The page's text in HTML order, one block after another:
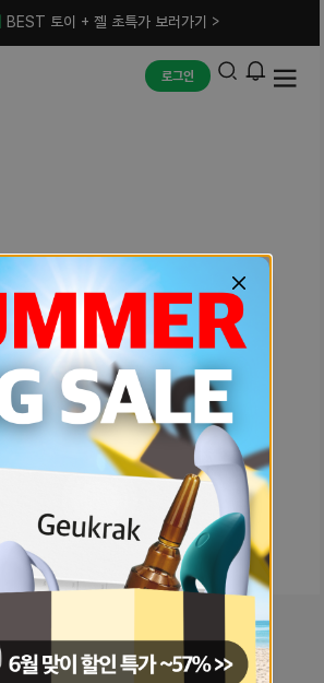
BEST 토이 + 젤 초특가 보러가기 >
로그인
예상치 못한 에러입니다.